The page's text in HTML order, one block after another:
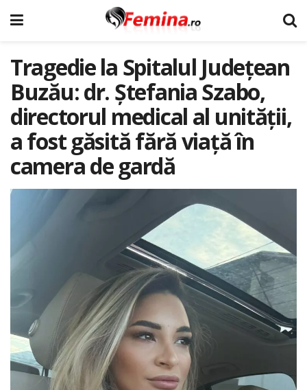
Tragedie la Spitalul Județean
Buzău: dr. Ștefania Szabo,
directorul medical al unității,
a fost găsită fără viață în
camera de gardă